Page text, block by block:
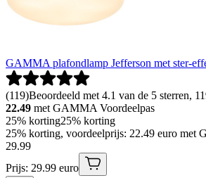
GAMMA plafondlamp Jefferson met ster-
(119)Beoordeeld met 4.1 van de 5 sterren,
22.49 met GAMMA Voordeelpas
25% korting25% korting
25% korting, voordeelprijs: 22.49 euro met
29.99
Prijs: 29.99 euro